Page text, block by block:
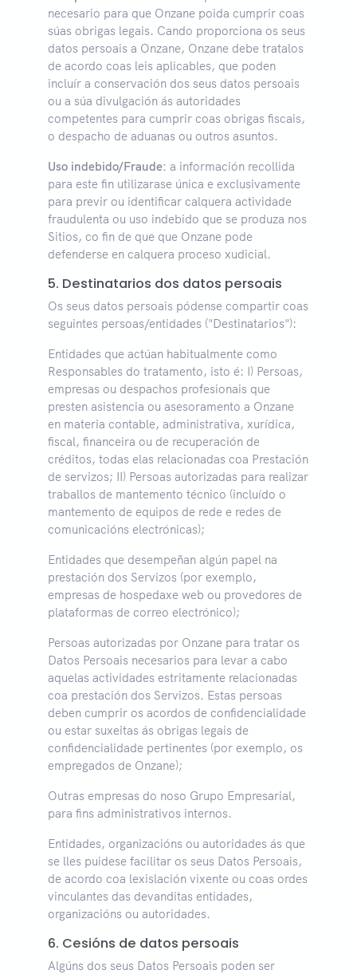
necesario para que Onzane poida cumprir coas
súas obrigas legais. Cando proporciona os seus
datos persoais a Onzane, Onzane debe tratalos
de acordo coas leis aplicables, que poden
incluír a conservación dos seus datos persoais
ou a súa divulgación ás autoridades
competentes para cumprir coas obrigas fiscais,
o despacho de aduanas ou outros asuntos.
Uso indebido/Fraude: a información recollida
para este fin utilizarase única e exclusivamente
para previr ou identificar calquera actividade
fraudulenta ou uso indebido que se produza nos
Sitios, co fin de que que Onzane pode
defenderse en calquera proceso xudicial.
5. Destinatarios dos datos persoais
Os seus datos persoais pódense compartir coas
seguintes persoas/entidades ("Destinatarios"):
Entidades que actúan habitualmente como
Responsables do tratamento, isto é: I) Persoas,
empresas ou despachos profesionais que
presten asistencia ou asesoramento a Onzane
en materia contable, administrativa, xurídica,
fiscal, financeira ou de recuperación de
créditos, todas elas relacionadas coa Prestación
de servizos; II) Persoas autorizadas para realizar
traballos de mantemento técnico (incluído o
mantemento de equipos de rede e redes de
comunicacións electrónicas);
Entidades que desempeñan algún papel na
prestación dos Servizos (por exemplo,
empresas de hospedaxe web ou provedores de
plataformas de correo electrónico);
Persoas autorizadas por Onzane para tratar os
Datos Persoais necesarios para levar a cabo
aquelas actividades estritamente relacionadas
coa prestación dos Servizos. Estas persoas
deben cumprir os acordos de confidencialidade
ou estar suxeitas ás obrigas legais de
confidencialidade pertinentes (por exemplo, os
empregados de Onzane);
Outras empresas do noso Grupo Empresarial,
para fins administrativos internos.
Entidades, organizacións ou autoridades ás que
se lles puidese facilitar os seus Datos Persoais,
de acordo coa lexislación vixente ou coas ordes
vinculantes das devanditas entidades,
organizacións ou autoridades.
6. Cesións de datos persoais
Algúns dos seus Datos Persoais poden ser